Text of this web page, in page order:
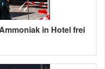
in Hotel frei